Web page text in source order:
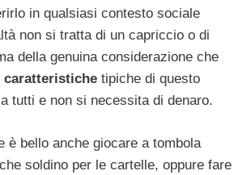
in qualsiasi contesto sociale
non si tratta di un capriccio o di
della genuina considerazione che
caratteristiche tipiche di questo
tutti e non si necessita di denaro.
è bello anche giocare a tombola
soldino per le cartelle, oppure fare